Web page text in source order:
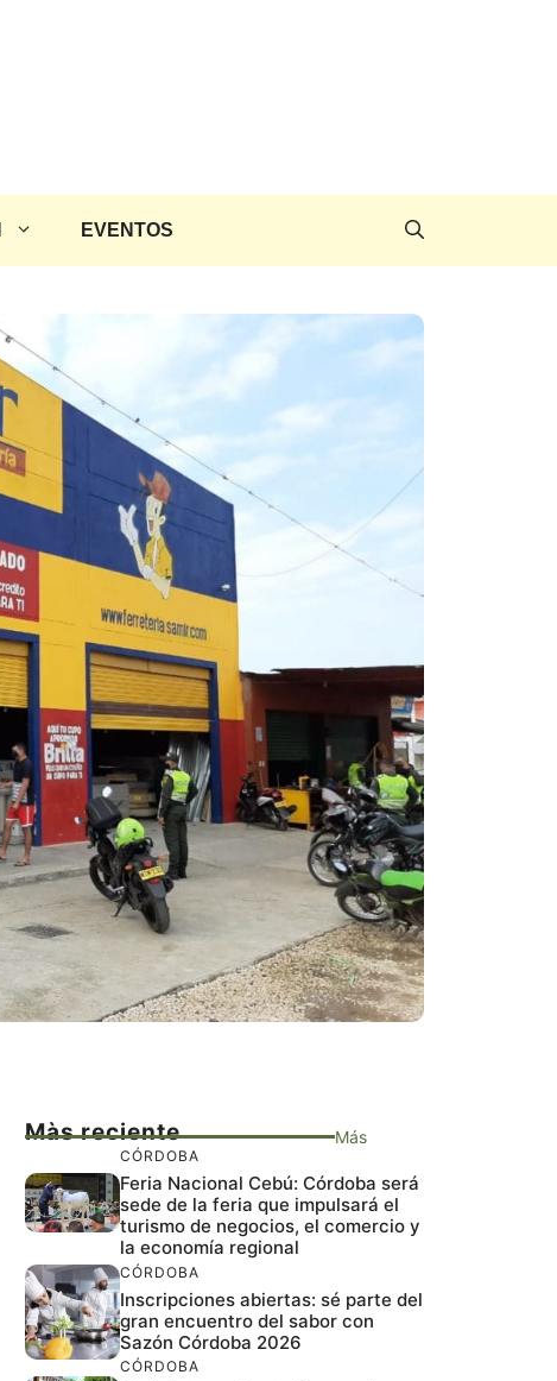
EVENTOS
Màs reciente Más
CÓRDOBA
Feria Nacional Cebú: Córdoba será
sede de la feria que impulsará el
turismo de negocios, el comercio y
la economía regional
CÓRDOBA
Inscripciones abiertas: sé parte del
gran encuentro del sabor con
Sazón Córdoba 2026
CÓRDOBA